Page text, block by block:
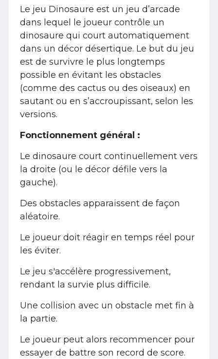
Le jeu Dinosaure est un jeu d’arcade
dans lequel le joueur contrôle un
dinosaure qui court automatiquement
dans un décor désertique. Le but du jeu
est de survivre le plus longtemps
possible en évitant les obstacles
(comme des cactus ou des oiseaux) en
sautant ou en s’accroupissant, selon les
versions.
Fonctionnement général :
Le dinosaure court continuellement vers
la droite (ou le décor défile vers la
gauche).
Des obstacles apparaissent de façon
aléatoire.
Le joueur doit réagir en temps réel pour
les éviter.
Le jeu s'accélère progressivement,
rendant la survie plus difficile.
Une collision avec un obstacle met fin à
la partie.
Le joueur peut alors recommencer pour
essayer de battre son record de score.